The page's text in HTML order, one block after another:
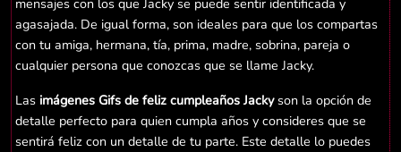
mensajes con los que Jacky se puede sentir identificada y
agasajada. De igual forma, son ideales para que los compartas
con tu amiga, hermana, tía, prima, madre, sobrina, pareja o
cualquier persona que conozcas que se llame Jacky.
Las imágenes Gifs de feliz cumpleaños Jackyson la opción de
detalle perfecto para quien cumpla años y consideres que se
sentirá feliz con un detalle de tu parte. Este detalle lo puedes